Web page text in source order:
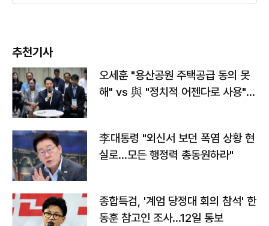
추천기사
오세훈 "용산공원 주택공급 동의 못
해" vs 與 "정치적 어젠다로 사용"
李대통령 "외신서 보던 폭염 상황 현
실로…모든 행정력 총동원하라"
종합특검, '계엄 당정대 회의 참석' 한
동훈 참고인 조사...12일 통보